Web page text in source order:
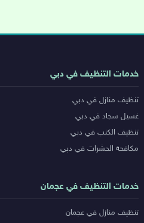
روابط
المدن
خدمات التنظيف في دبي
تنظيف منازل في دبي
غسيل سجاد في دبي
تنظيف الكنب في دبي
مكافحة الحشرات في دبي
خدمات التنظيف في عجمان
تنظيف منازل في عجمان